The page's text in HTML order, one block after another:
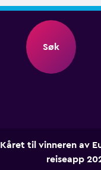
Søk
Kåret til vinneren av
reiseapp